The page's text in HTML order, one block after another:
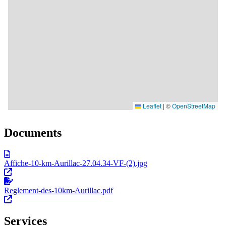
Documents
Affiche-10-km-Aurillac-27.04.34-VF-(2).jpg
Reglement-des-10km-Aurillac.pdf
Services